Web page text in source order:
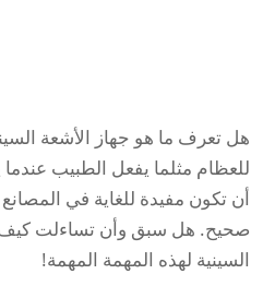
هل تعرف ما هو جهاز الأشعة
للعظام مثلما يفعل الطبيب
أن تكون مفيدة للغاية في
صحيح. هل سبق وأن تساءلت كيف
السينية لهذه المهمة المهمة!